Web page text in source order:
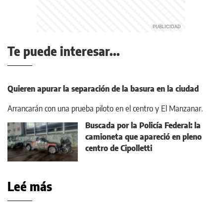
Te puede interesar...
Quieren apurar la separación de la basura en la ciudad
Arrancarán con una prueba piloto en el centro y El Manzanar.
Buscada por la Policía Federal: la
camioneta que apareció en pleno
centro de Cipolletti
Leé más